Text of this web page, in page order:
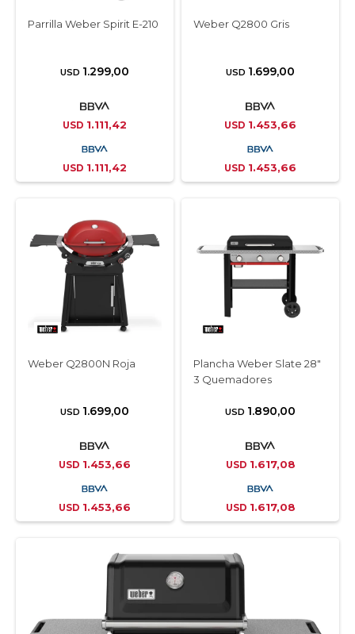
Parrilla Weber Spirit E-210
USD 1.299,00
USD 1.111,42
USD 1.111,42
Weber Q2800 Gris
USD 1.699,00
USD 1.453,66
USD 1.453,66
Weber Q2800N Roja
USD 1.699,00
USD 1.453,66
USD 1.453,66
Plancha Weber Slate 28"
3 Quemadores
USD 1.890,00
USD 1.617,08
USD 1.617,08